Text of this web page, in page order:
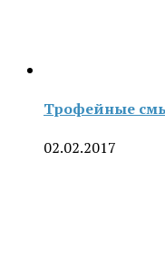
Трофейные
02.02.2017